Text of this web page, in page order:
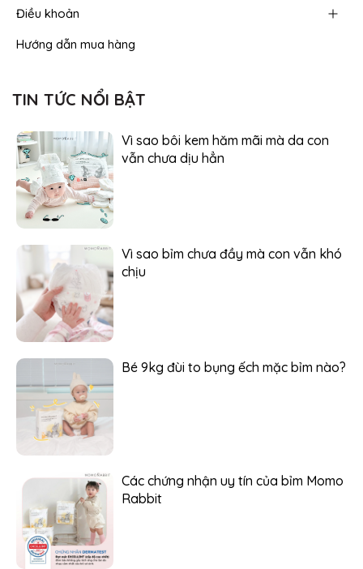
Điều khoản
Hướng dẫn mua hàng
TIN TỨC NỔI BẬT
Vì sao bôi kem hăm mãi mà da con
vẫn chưa dịu hẳn
Vì sao bỉm chưa đầy mà con vẫn khó
chịu
Bé 9kg đùi to bụng ếch mặc bỉm nào?
Các chứng nhận uy tín của bỉm Momo
Rabbit